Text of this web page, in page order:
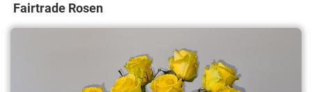
Fairtrade Rosen